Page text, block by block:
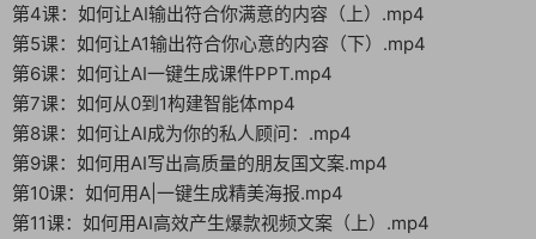
第4课：如何让AI输出符合你满意的内容（上）.mp4
第5课：如何让A1输出符合你心意的内容（下）.mp4
第6课：如何让AI一键生成课件PPT.mp4
第7课：如何从0到1构建智能体mp4
第8课：如何让AI成为你的私人顾问：.mp4
第9课：如何用AI写出高质量的朋友国文案.mp4
第10课：如何用A|一键生成精美海报.mp4
第11课：如何用AI高效产生爆款视频文案（上）.mp4